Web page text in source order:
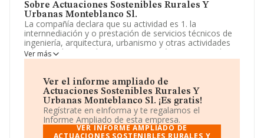
Sobre Actuaciones Sostenibles Rurales Y
Urbanas Monteblanco Sl.
La compañía declara que su actividad es 1. la
internnediación y o prestación de servicios técnicos de
ingeniería, arquitectura, urbanismo y otras actividades
relacionadas con el asesoramiento técnico, en medio
urbano y rural. (cnae: 7112). 2. comercio al menor y al
energía. La sociedad está registrada como Sociedad
Limitada. Su actividad CNAE es 'Servicios técnicos de
ingeniería y otras actividades relacionadas con el
asesoramiento técnico' con código 7112. La empresa
no tiene actividad en mercados exteriores.
Ver más
Ver el informe ampliado de
Actuaciones Sostenibles Rurales Y
Urbanas Monteblanco Sl. ¡Es gratis!
Regístrate en eInforma y te regalamos el
Informe Ampliado de esta empresa.
VER INFORME AMPLIADO DE
ACTUACIONES SOSTENIBLES RURALES Y